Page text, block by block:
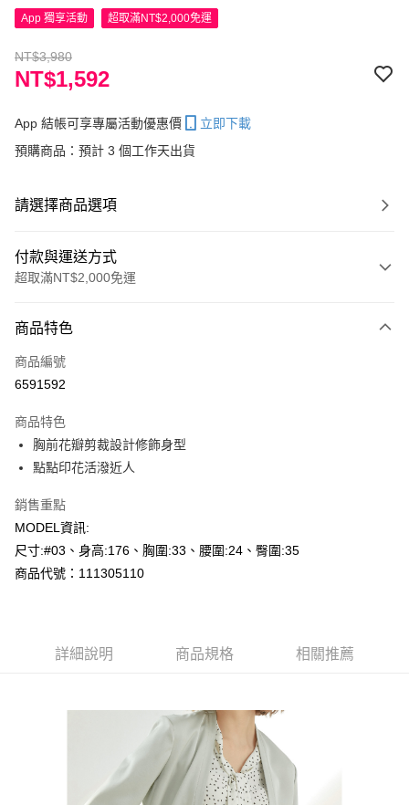
App 獨享活動 超取滿NT$2,000免運
NT$3,980
NT$1,592
App 結帳可享專屬活動優惠價
立即下載
預購商品：預計 3 個工作天出貨
請選擇商品選項
付款與運送方式
超取滿NT$2,000免運
信用卡一次付款
超商取貨付款
Apple Pay
悠遊付
Google Pay
AFTEE先享後付
相關說明
２．便利：只要手機號碼，簡訊認證，即可結帳。
１．於結帳方式選擇「AFTEE先享後付」後，將跳轉至「AFTEE先享後付」
結帳頁面，進行簡訊認證並確認金額後，即可完成結帳。
２．訂單成立數日內，您將收到繳費通知簡訊。
３．收到繳費通知簡訊後14天內，點擊此簡訊中的連結，可透過四大超商／
ATM／網路銀行／等多元方式進行付款，方視為交易完成。
※ 請注意：結帳手續完成當下不需立刻繳費，但若您需要取消訂單，請聯絡
每筆NT$60，滿NT$2,000(含以上)免運費
每筆NT$60，滿NT$2,000(含以上)免運費
每筆NT$60，滿NT$2,000(含以上)免運費
商品特色
商品編號
6591592
商品特色
胸前花瓣剪裁設計修飾身型
點點印花活潑近人
銷售重點
MODEL資訊:
尺寸:#03、身高:176、胸圍:33、腰圍:24、臀圍:35
商品代號：111305110
詳細說明 商品規格 相關推薦